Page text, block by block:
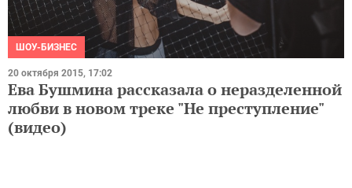
ШОУ-БИЗНЕС
20 октября 2015, 17:02
Ева Бушмина рассказала о неразделенной
любви в новом треке "Не преступление"
(видео)